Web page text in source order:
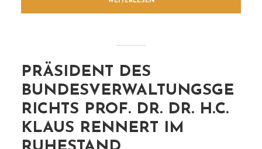
PRÄSIDENT DES
BUNDESVERWALTUNGSGE
RICHTS PROF. DR. DR. H.C.
KLAUS RENNERT IM